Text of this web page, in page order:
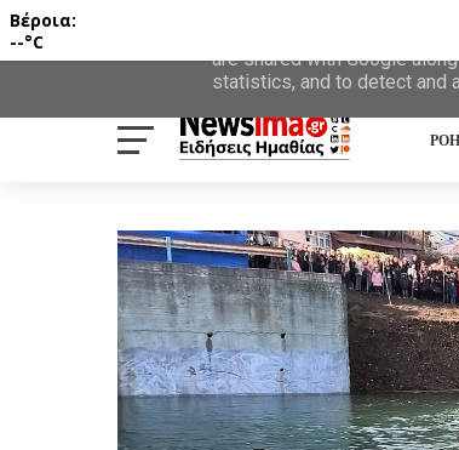
Βέροια:
--°C
are shared with Google
statistics, and to detect and